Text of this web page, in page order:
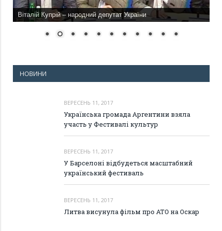
Віталій Купрій – народний депутат України
НОВИНИ
ВЕРЕСЕНЬ 11, 2017
Українська громада Аргентини взяла
участь у Фестивалі культур
ВЕРЕСЕНЬ 11, 2017
У Барселоні відбудеться масштабний
український фестиваль
ВЕРЕСЕНЬ 11, 2017
Литва висунула фільм про АТО на Оскар